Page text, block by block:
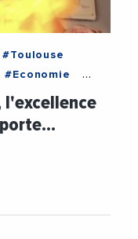
#Toulouse
#Economie
#MadeInFrance
l'excellence